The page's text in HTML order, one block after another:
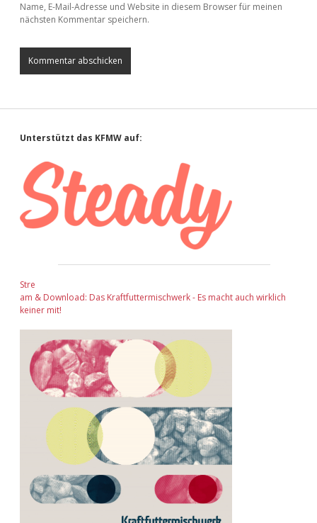
Name, E-Mail-Adresse und Website in diesem Browser für meinen
nächsten Kommentar speichern.
Sidebar
Unterstützt das KFMW auf:
Stre
am & Download: Das Kraftfuttermischwerk - Es macht auch wirklich
keiner mit!